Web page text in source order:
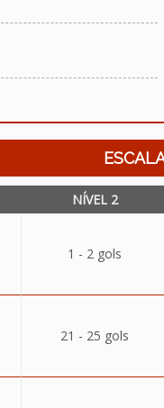
NÍVEL 2
1 - 2 gols
21 - 25 gols